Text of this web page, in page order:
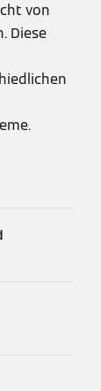
von
Diese